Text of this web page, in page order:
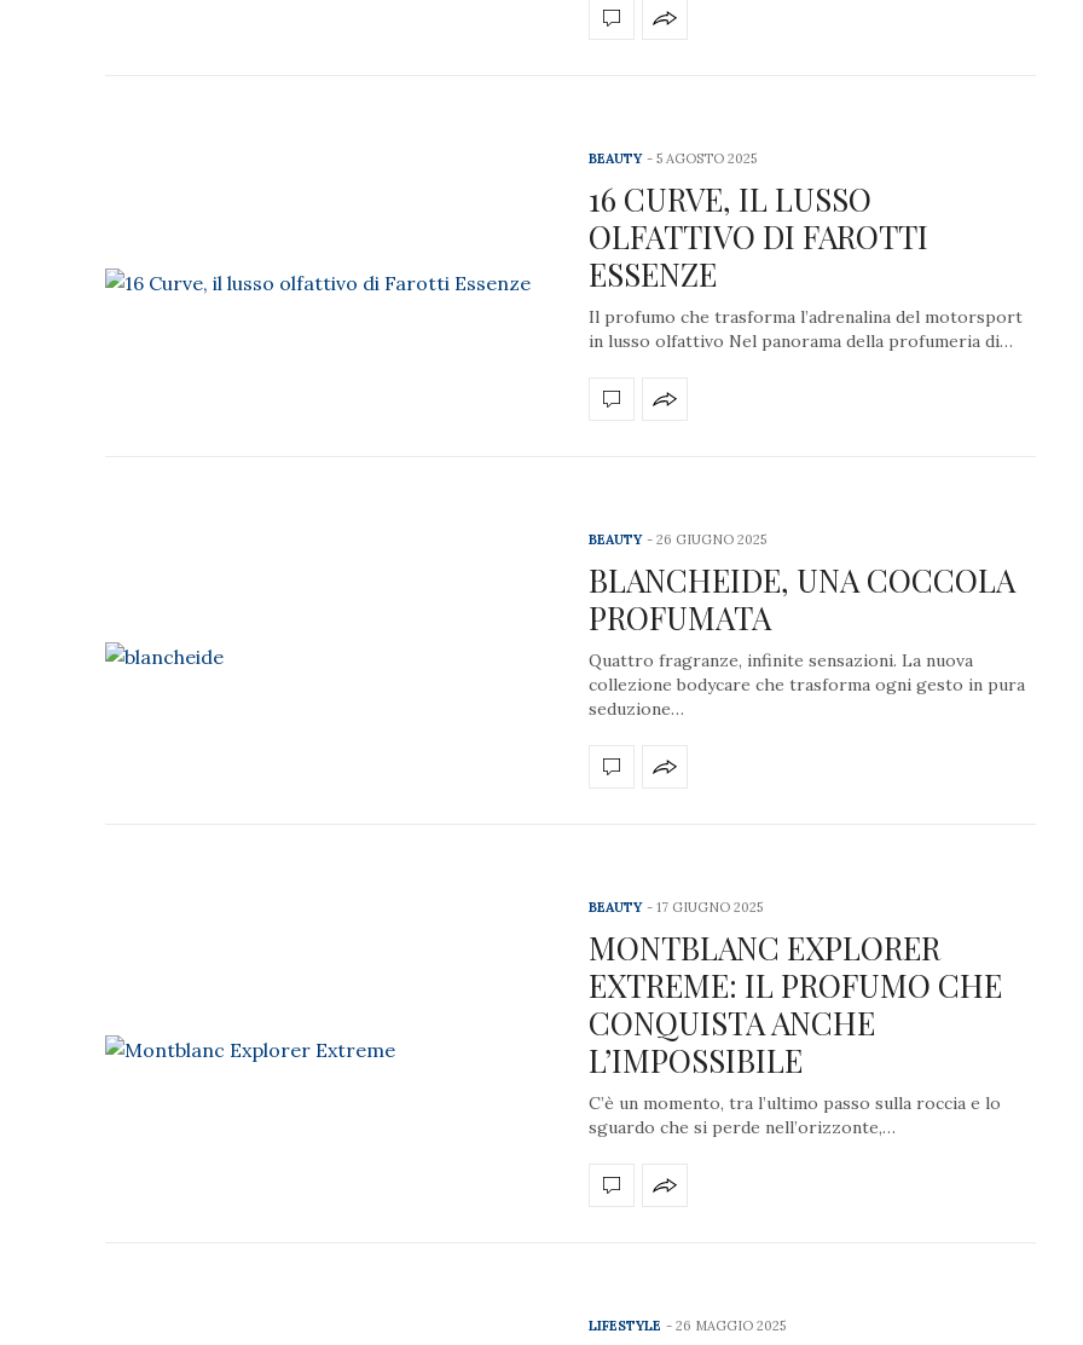
BEAUTY 5 AGOSTO 2025
16 CURVE, IL LUSSO
OLFATTIVO DI FAROTTI
ESSENZE
Il profumo che trasforma l’adrenalina del motorsport
in lusso olfattivo Nel panorama della profumeria di…
BEAUTY 26 GIUGNO 2025
BLANCHEIDE, UNA COCCOLA
PROFUMATA
Quattro fragranze, infinite sensazioni. La nuova
collezione bodycare che trasforma ogni gesto in pura
seduzione…
BEAUTY 17 GIUGNO 2025
MONTBLANC EXPLORER
EXTREME: IL PROFUMO CHE
CONQUISTA ANCHE
L’IMPOSSIBILE
C’è un momento, tra l’ultimo passo sulla roccia e lo
sguardo che si perde nell’orizzonte,…
LIFESTYLE 26 MAGGIO 2025